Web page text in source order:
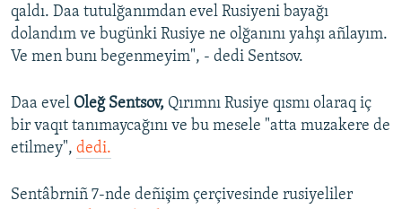
qaldı. Daa tutulğanımdan evel Rusiyeni bayağı
dolandım ve bugünki Rusiye ne olğanını yahşı añlayım.
Ve men bunı begenmeyim", - dedi Sentsov.
Daa evel Oleğ Sentsov, Qırımnı Rusiye qısmı olaraq iç
bir vaqıt tanımaycağını ve bu mesele "atta muzakere de
etilmey", dedi.
Sentâbrniñ 7-nde deñişim çerçivesinde rusiyeliler